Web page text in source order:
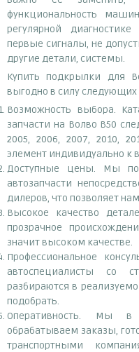
функциональность
регулярной
первые сигналы, не
другие детали, системы.
Купить подкрылки для
выгодно в силу следующих
Возможность выбора.
запчасти на Волво В50
2005, 2006, 2007, 2010,
элемент индивидуально к
Доступные цены. Мы
автозапчасти
дилеров, что позволяет
Высокое качество
прозрачное
значит высоком качестве.
Профессиональное
автоспециалисты со
разбираются в
подобрать.
Оперативность. Мы
обрабатываем заказы,
транспортными